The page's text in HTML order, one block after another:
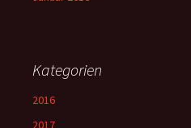
Kategorien
2016
2017